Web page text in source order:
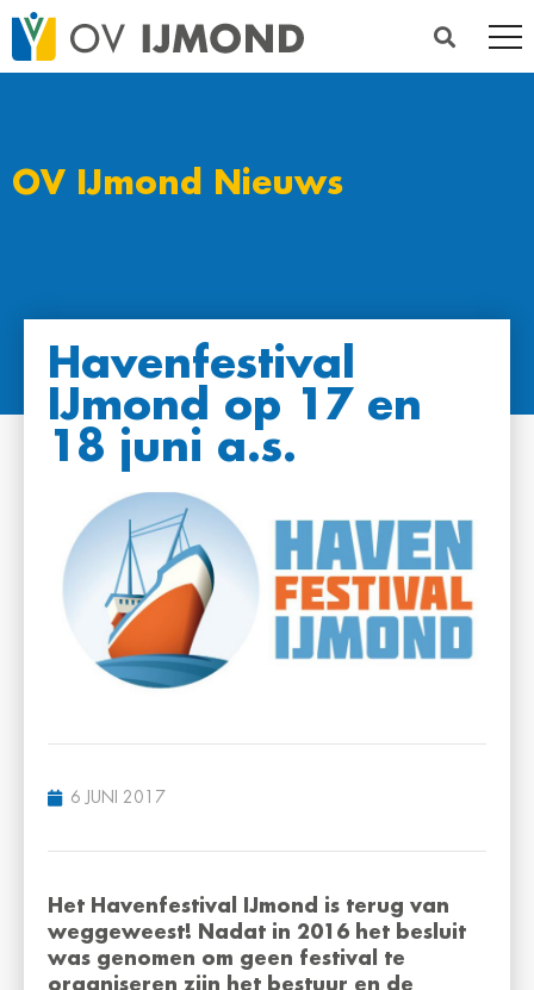
OV IJmond Nieuws
Havenfestival
IJmond op 17 en
18 juni a.s.
6 JUNI 2017
Het Havenfestival IJmond is terug van
weggeweest!
Nadat in 2016 het besluit
was genomen om geen festival te
organiseren zijn het bestuur en de